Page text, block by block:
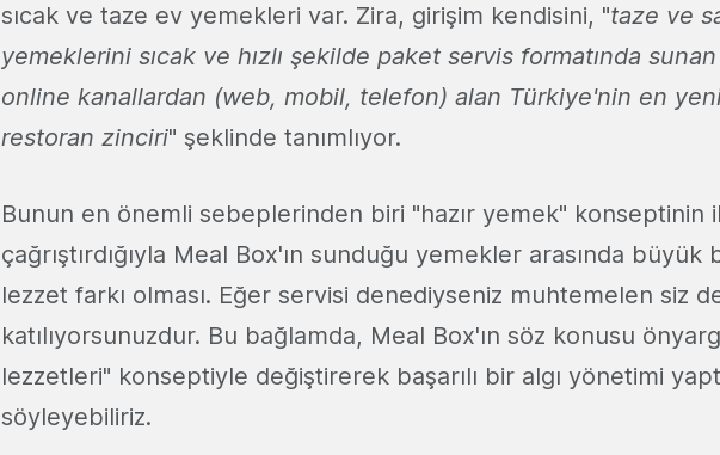
sıcak ve taze ev yemekleri var. Zira, girişim kendisini, "taze ve
yemeklerini sıcak ve hızlı şekilde paket servis formatında
online kanallardan (web, mobil, telefon) alan Türkiye'nin en
restoran zinciri" şeklinde tanımlıyor.
Bunun en önemli sebeplerinden biri "hazır yemek" konseptinin
çağrıştırdığıyla Meal Box'ın sunduğu yemekler arasında büyük
lezzet farkı olması. Eğer servisi denediyseniz muhtemelen siz
katılıyorsunuzdur. Bu bağlamda, Meal Box'ın söz konusu
lezzetleri" konseptiyle değiştirerek başarılı bir algı yönetimi
söyleyebiliriz.